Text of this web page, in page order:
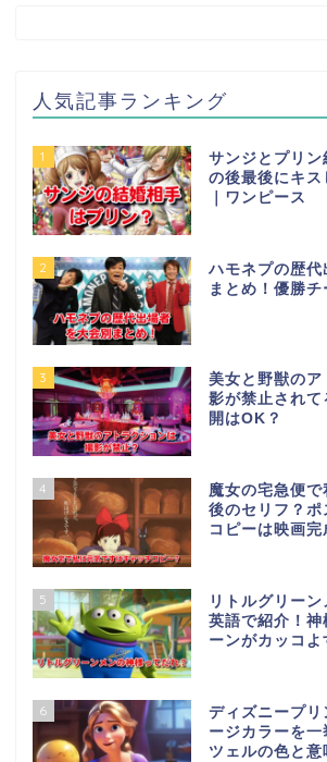
人気記事ランキング
1
サンジとプリ
の後最後にキス
｜ワンピース
2
ハモネプの歴代
まとめ！優勝チ
3
美女と野獣の
影が禁止され
開はOK？
4
魔女の宅急便
後のセリフ？
コピーは映画完
5
リトルグリー
英語で紹介！
ーンがカッコよ
6
ディズニープリ
ージカラーを
ツェルの色と意